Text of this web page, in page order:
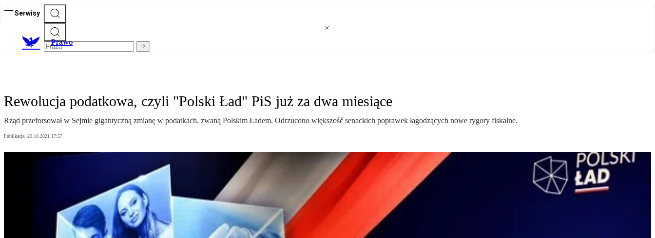
Serwisy
Prawo
Rewolucja podatkowa, czyli "Polski Ład" PiS już za dwa miesiące
Rząd przeforsował w Sejmie gigantyczną zmianę w podatkach, zwaną Polskim Ładem. Odrzucono większość senackich poprawek łagodzących nowe rygory fiskalne.
Publikacja: 29.10.2021 17:57